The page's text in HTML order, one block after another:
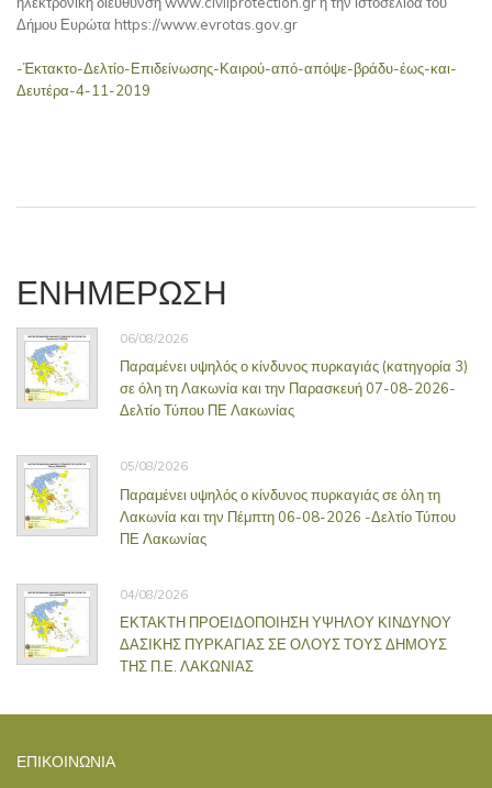
Δήμου Ευρώτα https://www.evrotas.gov.gr
-Έκτακτο-Δελτίο-Επιδείνωσης-Καιρού-από-απόψε-βράδυ-έως-και-
Δευτέρα-4-11-2019
ΕΝΗΜΕΡΩΣΗ
06/08/2026
Παραμένει υψηλός ο κίνδυνος πυρκαγιάς (κατηγορία 3)
σε όλη τη Λακωνία και την Παρασκευή 07-08-2026-
Δελτίο Τύπου ΠΕ Λακωνίας
05/08/2026
Παραμένει υψηλός ο κίνδυνος πυρκαγιάς σε όλη τη
Λακωνία και την Πέμπτη 06-08-2026 -Δελτίο Τύπου
ΠΕ Λακωνίας
04/08/2026
ΕΚΤΑΚΤΗ ΠΡΟΕΙΔΟΠΟΙΗΣΗ ΥΨΗΛΟΥ ΚΙΝΔΥΝΟΥ
ΔΑΣΙΚΗΣ ΠΥΡΚΑΓΙΑΣ ΣΕ ΟΛΟΥΣ ΤΟΥΣ ΔΗΜΟΥΣ
ΤΗΣ Π.Ε. ΛΑΚΩΝΙΑΣ
ΕΠΙΚΟΙΝΩΝΊΑ